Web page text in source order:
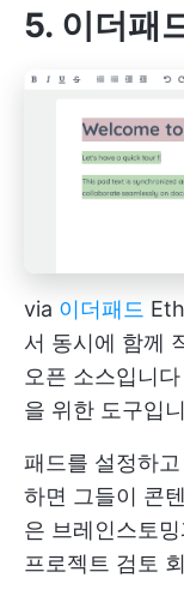
5. 이더패
via 이더패드
서 동시에 함께
오픈 소스입니다
을 위한 도구입
패드를 설정하
하면 그들이 콘
은 브레인스토
프로젝트 검토